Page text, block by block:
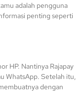
adalah pengguna
penting seperti
HP. Nantinya Rajapay
WhatsApp. Setelah itu,
dengan